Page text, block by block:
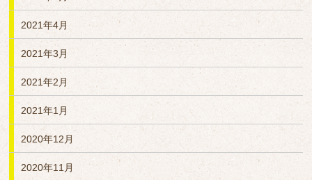
2021年4月
2021年3月
2021年2月
2021年1月
2020年12月
2020年11月